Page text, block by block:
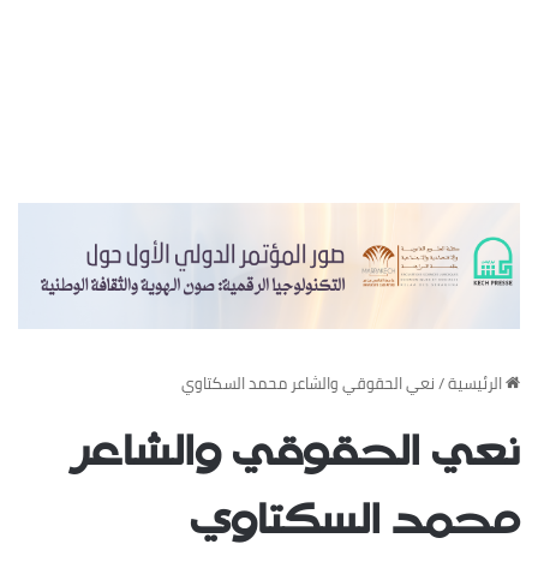
‏الرئيسية/نعي الحقوقي والشاعر محمد السكتاوي
نعي الحقوقي والشاعر
محمد السكتاوي